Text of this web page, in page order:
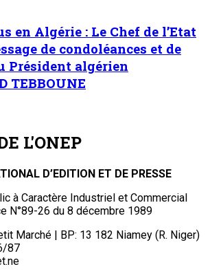
en Algérie : Le Chef de l’Etat
de condoléances et de
Président algérien
TEBBOUNE
L'ONEP
D’EDITION ET DE PRESSE
à Caractère Industriel et Commercial
N°89-26 du 8 décembre 1989
Marché | BP: 13 182 Niamey (R. Niger)
87